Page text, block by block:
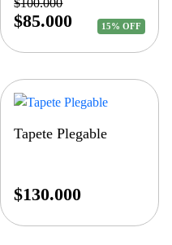
$100.000
$85.000 15% OFF
Tapete Plegable
$130.000